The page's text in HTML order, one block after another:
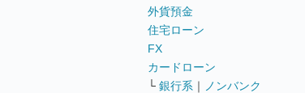
外貨預金
住宅ローン
FX
カードローン
└ 銀行系 ｜
ノンバンク